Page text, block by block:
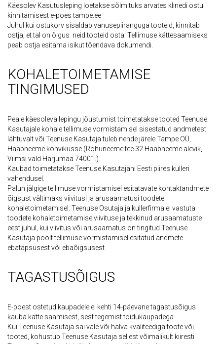
Käesolev Kasutusleping loetakse sõlmituks arvates klinedi ostu
kinnitamisest e-poes tampe.ee
Juhul kui ostukorv sisaldab vanusepiiranguga tooteid, kinnitab
ostja, et tal on õigus neid tooteid osta. Tellimuse kättesaamiseks
peab ostja esitama isikut tõendava dokumendi.
KOHALETOIMETAMISE
TINGIMUSED
Peale käesoleva lepingu jõustumist toimetatakse tooted Teenuse
Kasutajale kohale tellimuse vormistamisel sisestatud andmetest
lähtuvalt või Teenuse Kasutaja tuleb nende järele Tampe OÜ,
Haabneeme kohvikusse (Rohuneeme tee 32 Haabneeme alevik,
Viimsi vald Harjumaa 74001.).
Kaubad toimetatakse Teenuse Kasutajani Eesti piires kulleri
vahendusel.
Palun jälgige tellimuse vormistamisel esitatavate kontaktandmete
õigsust vältimaks viivitusi ja arusaamatusi toodete
kohaletoimetamisel. Teenuse Osutaja ja kullerfirma ei vastuta
toodete kohaletoimetamise viivituse ja tekkinud arusaamatuste
eest juhul, kui viivitus või arusaamatus on tingitud Teenuse
Kasutaja poolt tellimuse vormistamisel esitatud andmete
ebatäpsusest või ebaõigsusest
TAGASTUSÕIGUS
E-poest ostetud kaupadele ei kehti 14-päevane tagastusõigus
kauba kätte saamisest, sest tegemist toidukaupadega.
Kui Teenuse Kasutaja sai vale või halva kvaliteediga toote või
tooted, kohustub Teenuse Kasutaja sellest võimalikult kiiresti